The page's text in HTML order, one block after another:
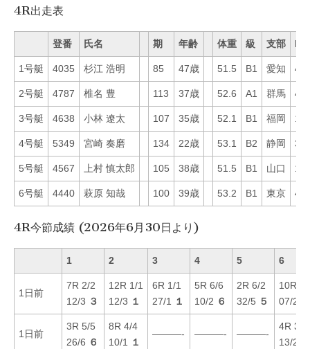
4R出走表
登番 氏名 期 年齢 体重 級 支部 Mo
1号艇 4035 杉江 浩明 85 47歳 51.5 B1 愛知 40
2号艇 4787 椎名 豊 113 37歳 52.6 A1 群馬 46
3号艇 4638 小林 遼太 107 35歳 52.1 B1 福岡 13
4号艇 5349 宮崎 奏磨 134 22歳 53.1 B2 静岡 36
5号艇 4567 上村 慎太郎 105 38歳 51.5 B1 山口 10
6号艇 4440 萩原 知哉 100 39歳 53.2 B1 東京 44
4R今節成績 (2026年6月30日より)
1 2 3 4 5 6
1日前
7R 2/2
12/3 ３
12R 1/1
12/3 １
6R 1/1
27/1
１
5R 6/6
10/2 ６
2R 6/2
32/5 ５
10R 5/
07/2
1日前
3R 5/5
26/6 ６
8R 4/4
10/1
１
———- ———- ———-
4R 3/3
13/2